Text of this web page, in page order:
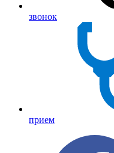
звонок
прием